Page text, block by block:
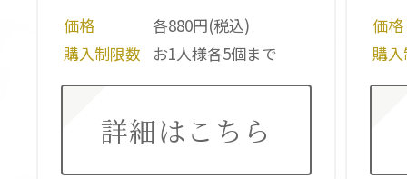
価格
各880円(税込)
購入制限数
お1人様各5個まで
詳細はこちら
価格
購